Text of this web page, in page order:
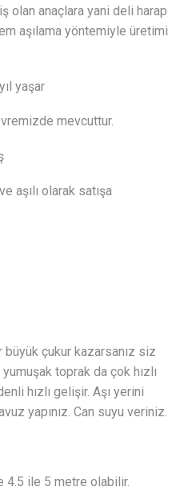
olan anaçlara yani deli harap
aşılama yöntemiyle üretimi
yaşar
mevcuttur.
aşılı olarak satışa
çukur kazarsanız siz
toprak da çok hızlı
hızlı gelişir. Aşı yerini
yapınız. Can suyu veriniz.
4.5 ile 5 metre olabilir.